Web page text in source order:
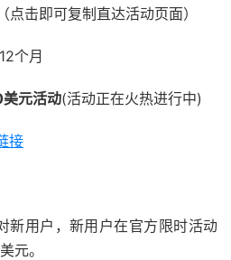
（点击即可复制直达活动页面）
个月
元活动(活动正在火热进行中)
接
新用户，新用户在官方限时活动
元。